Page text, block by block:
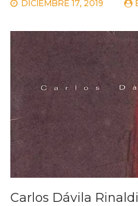
DICIEMBRE 17, 2019
Carlos Dávila